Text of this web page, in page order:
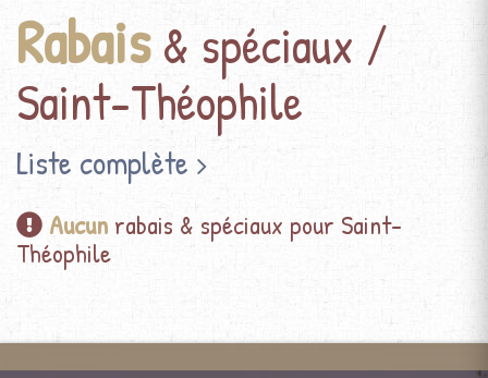
Rabais& spéciaux /
Saint-Théophile
Liste complète
Aucun rabais & spéciaux pour Saint-
Théophile